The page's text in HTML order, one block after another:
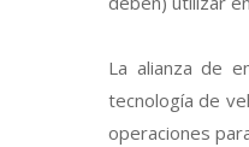
La alianza de
tecnología de
operaciones